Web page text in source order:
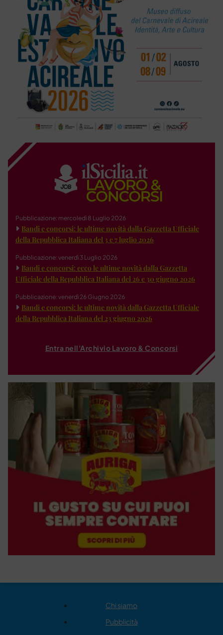
Pubblicazione: mercoledì 8 Luglio 2026
Bandi e concorsi: le ultime novità dalla Gazzetta Ufficiale
della Repubblica Italiana del 3 e 7 luglio 2026
Pubblicazione: venerdì 3 Luglio 2026
Bandi e concorsi: ecco le ultime novità dalla Gazzetta
Ufficiale della Repubblica Italiana del 26 e 30 giugno 2026
Pubblicazione: venerdì 26 Giugno 2026
Bandi e concorsi: le ultime novità dalla Gazzetta Ufficiale
della Repubblica Italiana del 23 giugno 2026
Entra nell'Archivio Lavoro & Concorsi
Chi siamo
Pubblicità